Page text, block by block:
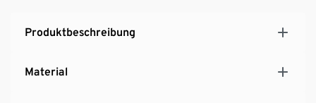
Produktbeschreibung
Material